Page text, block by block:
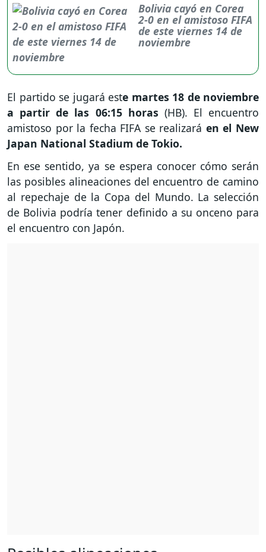
Bolivia cayó en Corea
2-0 en el amistoso FIFA
de este viernes 14 de
noviembre
El partido se jugará este martes 18 de noviembre
a partir de las 06:15 horas (HB). El encuentro
amistoso por la fecha FIFA se realizará en el New
Japan National Stadium de Tokio.
En ese sentido, ya se espera conocer cómo serán
las posibles alineaciones del encuentro de camino
al repechaje de la Copa del Mundo. La selección
de Bolivia podría tener definido a su onceno para
el encuentro con Japón.